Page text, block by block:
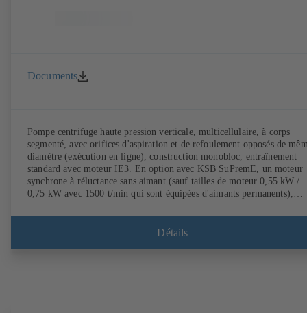
Documents
Pompe centrifuge haute pression verticale, multicellulaire, à corps
segmenté, avec orifices d'aspiration et de refoulement opposés de
diamètre (exécution en ligne), construction monobloc, entraînement
standard avec moteur IE3. En option avec KSB SuPremE, un moteur
synchrone à réluctance sans aimant (sauf tailles de moteur 0,55 kW /
0,75 kW avec 1500 t/min qui sont équipées d'aimants permanents),
fonctionnement avec variateur de fréquence KSB PumpDrive 2 ou
PumpDrive 2 Eco sans capteur de position rotorique. Points de
Détails